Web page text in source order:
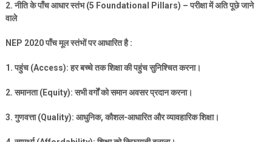
2.नीति के पाँच आधार स्तंभ (5 Foundational Pillars) –परीक्षा में अति पूछे जाने
वाले
NEP 2020पाँच मूल स्तंभों पर आधारित है :
1.पहुंच (Access):हर बच्चे तक शिक्षा की पहुंच सुनिश्चित करना।
2.समानता (Equity):सभी वर्गों को समान अवसर प्रदान करना।
3.गुणवत्ता (Quality): आधुनिक,कौशल-आधारित और व्यावहारिक शिक्षा।